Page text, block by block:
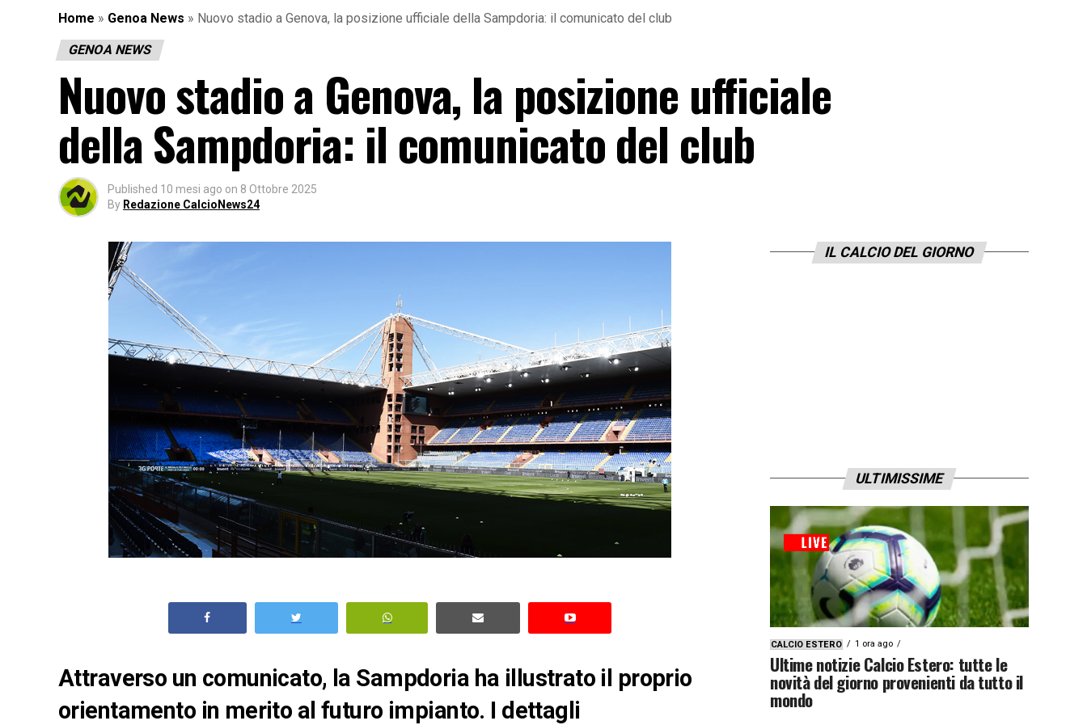
Home » Genoa News » Nuovo stadio a Genova, la posizione ufficiale della Sampdoria: il comunicato del club
GENOA NEWS
Nuovo stadio a Genova, la posizione ufficiale
della Sampdoria: il comunicato del club
Published 10 mesi ago on 8 Ottobre 2025
By Redazione CalcioNews24
Attraverso un comunicato, la Sampdoria ha illustrato il proprio
orientamento in merito al futuro impianto. I dettagli
IL CALCIO DEL GIORNO
ULTIMISSIME
CALCIO ESTERO 1 ora ago
Ultime notizie Calcio Estero: tutte le
novità del giorno provenienti da tutto il
mondo